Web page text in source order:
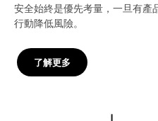
安全始終是優先考量，一旦有產
行動降低風險。
了解更多